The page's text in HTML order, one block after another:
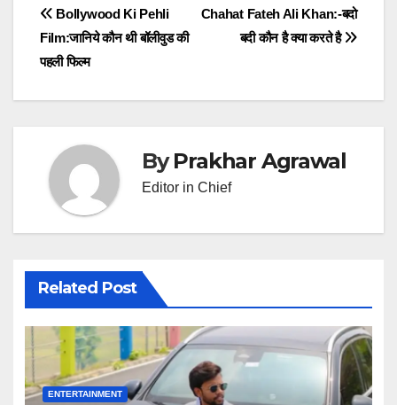
Post
navigation
Chahat Fateh Ali Khan:-बदो
बदी कौन है क्या करते है
Bollywood Ki Pehli
Film:जानिये कौन थी बॉलीवुड की
पहली फिल्म
ByPrakhar Agrawal
Editor in Chief
Related Post
ENTERTAINMENT